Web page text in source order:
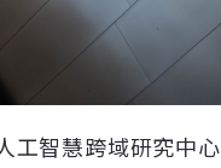
工智慧跨域研究中心